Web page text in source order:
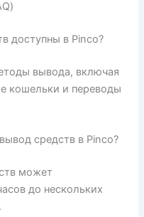
доступны в Pinco?
вывода, включая
кошельки и переводы
средств в Pinco?
может
до нескольких